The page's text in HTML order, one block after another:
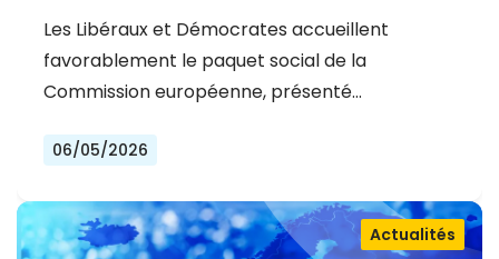
COMMISSION : UNE AVANCÉE
MAJEURE POUR UNE UE PLUS JUSTE ET
INCLUSIVE
Les Libéraux et Démocrates accueillent
favorablement le paquet social de la
Commission européenne, présenté…
06/05/2026
Actualités